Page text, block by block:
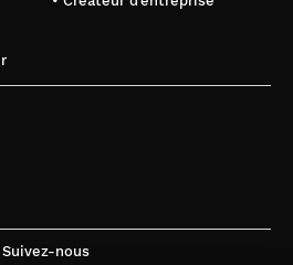
Suivez-nous